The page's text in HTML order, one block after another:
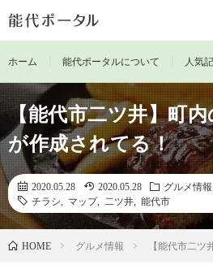
ホーム 能代ポータルについて 人気
【能代市二ツ井】町
が作成されてる！
2020.05.28 2020.05.28
グルメ情報
チラシ
マップ, 二ツ井 能代市
HOME グルメ情報 【能代市二